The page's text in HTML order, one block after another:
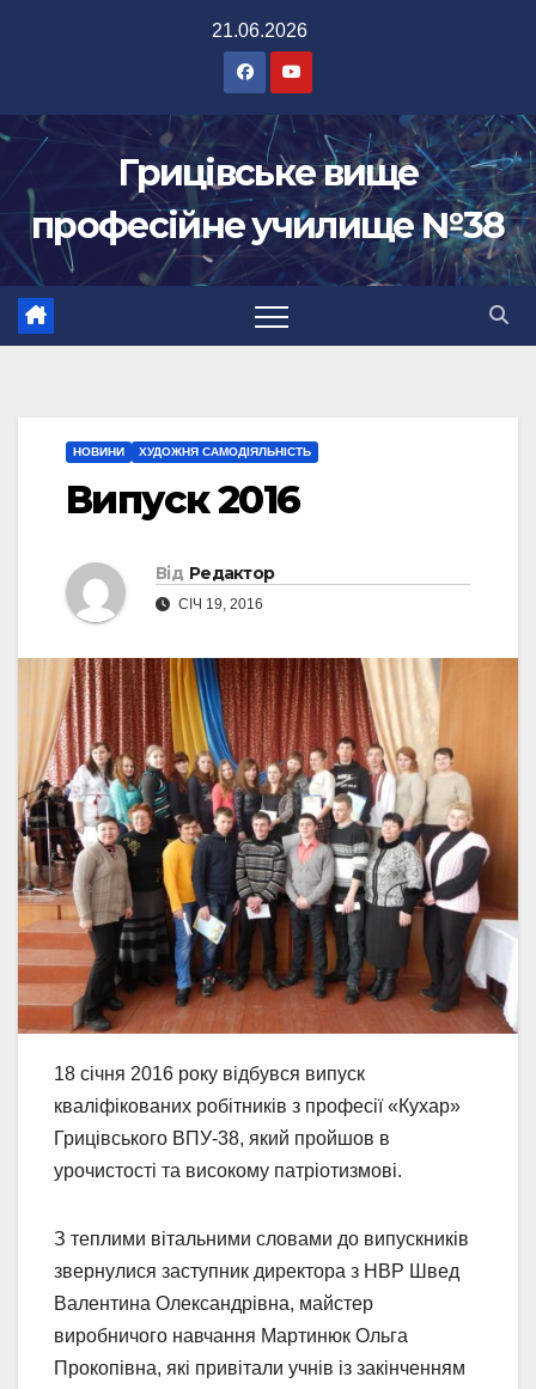
21.06.2026
Грицівське вище
професійне училище №38
НОВИНИ ХУДОЖНЯ САМОДІЯЛЬНІСТЬ
Випуск 2016
Від Редактор
СІЧ 19, 2016
18 січня 2016 року відбувся випуск
кваліфікованих робітників з професії «Кухар»
Грицівського ВПУ-38, який пройшов в
урочистості та високому патріотизмові.
З теплими вітальними словами до випускників
звернулися заступник директора з НВР Швед
Валентина Олександрівна, майстер
виробничого навчання Мартинюк Ольга
Прокопівна, які привітали учнів із закінченням